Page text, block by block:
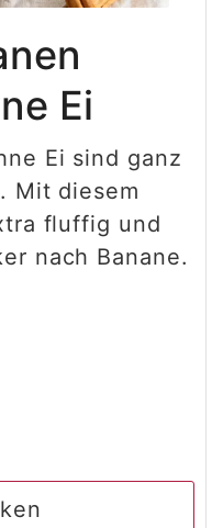
Ei
Ei sind ganz
Mit diesem
fluffig und
nach Banane.